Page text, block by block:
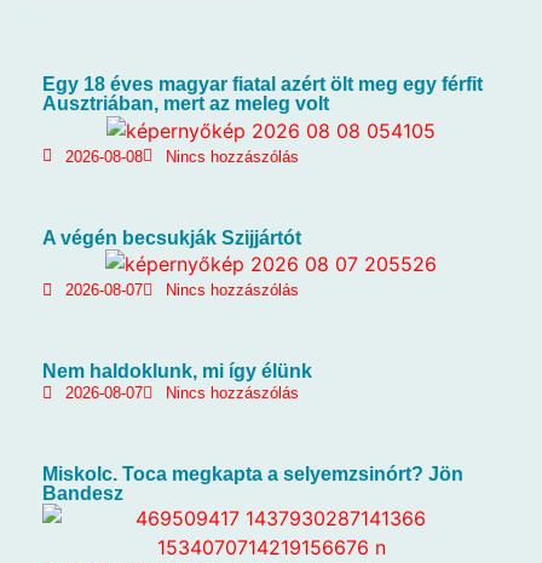
Egy 18 éves magyar fiatal azért ölt meg egy férfit
Ausztriában, mert az meleg volt
2026-08-08 Nincs hozzászólás
A végén becsukják Szijjártót
2026-08-07 Nincs hozzászólás
Nem haldoklunk, mi így élünk
2026-08-07 Nincs hozzászólás
Miskolc. Toca megkapta a selyemzsinórt? Jön
Bandesz